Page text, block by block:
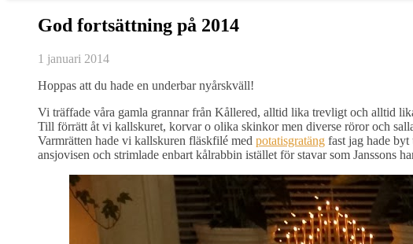
God fortsättning på 2014
1 januari 2014
Hoppas att du hade en underbar nyårskväll!
Vi träffade våra gamla grannar från Kållered, alltid lika trevligt och alltid
Till förrätt åt vi kallskuret, korvar o olika skinkor men diverse röror och
Varmrätten hade vi kallskuren fläskfilé med potatisgratäng fast jag hade byt
ansjovisen och strimlade enbart kålrabbin istället för stavar som Janssons